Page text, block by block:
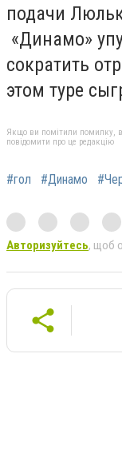
подачи
«Динамо»
сократить
этом туре
Якщо ви помітили помилку,
повідомити про це редакцію
#гол #Динамо
Авторизуйтесь, щоб